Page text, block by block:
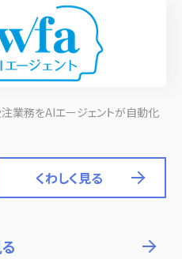
注業務をAIエージェントが自動化
くわしく見る